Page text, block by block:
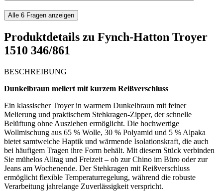
Alle 6 Fragen anzeigen
Produktdetails zu Fynch-Hatton Troyer
1510 346/861
BESCHREIBUNG
Dunkelbraun meliert mit kurzem Reißverschluss
Ein klassischer Troyer in warmem Dunkelbraun mit feiner
Melierung und praktischem Stehkragen-Zipper, der schnelle
Belüftung ohne Ausziehen ermöglicht. Die hochwertige
Wollmischung aus 65 % Wolle, 30 % Polyamid und 5 % Alpaka
bietet samtweiche Haptik und wärmende Isolationskraft, die auch
bei häufigem Tragen ihre Form behält. Mit diesem Stück verbinden
Sie mühelos Alltag und Freizeit – ob zur Chino im Büro oder zur
Jeans am Wochenende. Der Stehkragen mit Reißverschluss
ermöglicht flexible Temperaturregelung, während die robuste
Verarbeitung jahrelange Zuverlässigkeit verspricht.